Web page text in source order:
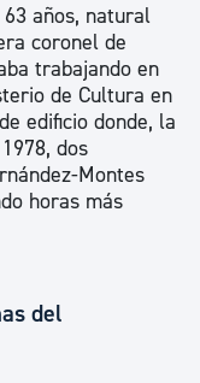
63 años, natural
coronel de
trabajando en
de Cultura en
edificio donde, la
dos
Montes
horas más
del